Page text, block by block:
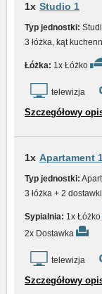
1x Studio 1
Typ jednostki:
3 łóżka, kąt
Łóżka: 1x Łóżko
telewizja
Szczegółowy
1x Apartament
Typ jednostki:
3 łóżka + 2
Sypialnia: 1x Łóżko
2x Dostawka
telewizja
Szczegółowy